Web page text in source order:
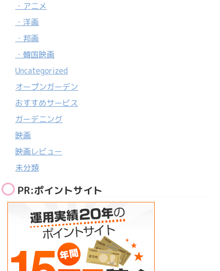
・アニメ
・洋画
・邦画
・韓国映画
Uncategorized
オープンガーデン
おすすめサービス
ガーデニング
映画
映画レビュー
未分類
PR:ポイントサイト